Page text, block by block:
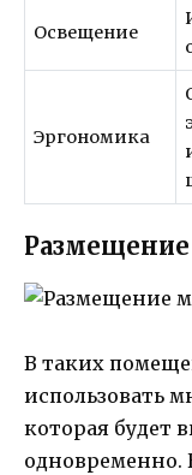
Освещение
Эргономика
В таких
использовать
которая будет
одновременно.